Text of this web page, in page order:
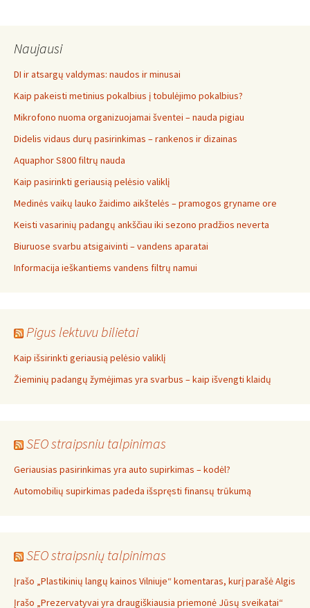
Naujausi
DI ir atsargų valdymas: naudos ir minusai
Kaip pakeisti metinius pokalbius į tobulėjimo pokalbius?
Mikrofono nuoma organizuojamai šventei – nauda pigiau
Didelis vidaus durų pasirinkimas – rankenos ir dizainas
Aquaphor S800 filtrų nauda
Kaip pasirinkti geriausią pelėsio valiklį
Medinės vaikų lauko žaidimo aikštelės – pramogos gryname ore
Keisti vasarinių padangų ankščiau iki sezono pradžios neverta
Biuruose svarbu atsigaivinti – vandens aparatai
Informacija ieškantiems vandens filtrų namui
Pigus lektuvu bilietai
Kaip išsirinkti geriausią pelėsio valiklį
Žieminių padangų žymėjimas yra svarbus – kaip išvengti klaidų
SEO straipsniu talpinimas
Geriausias pasirinkimas yra auto supirkimas – kodėl?
Automobilių supirkimas padeda išspręsti finansų trūkumą
SEO straipsnių talpinimas
Įrašo „Plastikinių langų kainos Vilniuje“ komentaras, kurį parašė Algis
Įrašo „Prezervatyvai yra draugiškiausia priemonė Jūsų sveikatai“